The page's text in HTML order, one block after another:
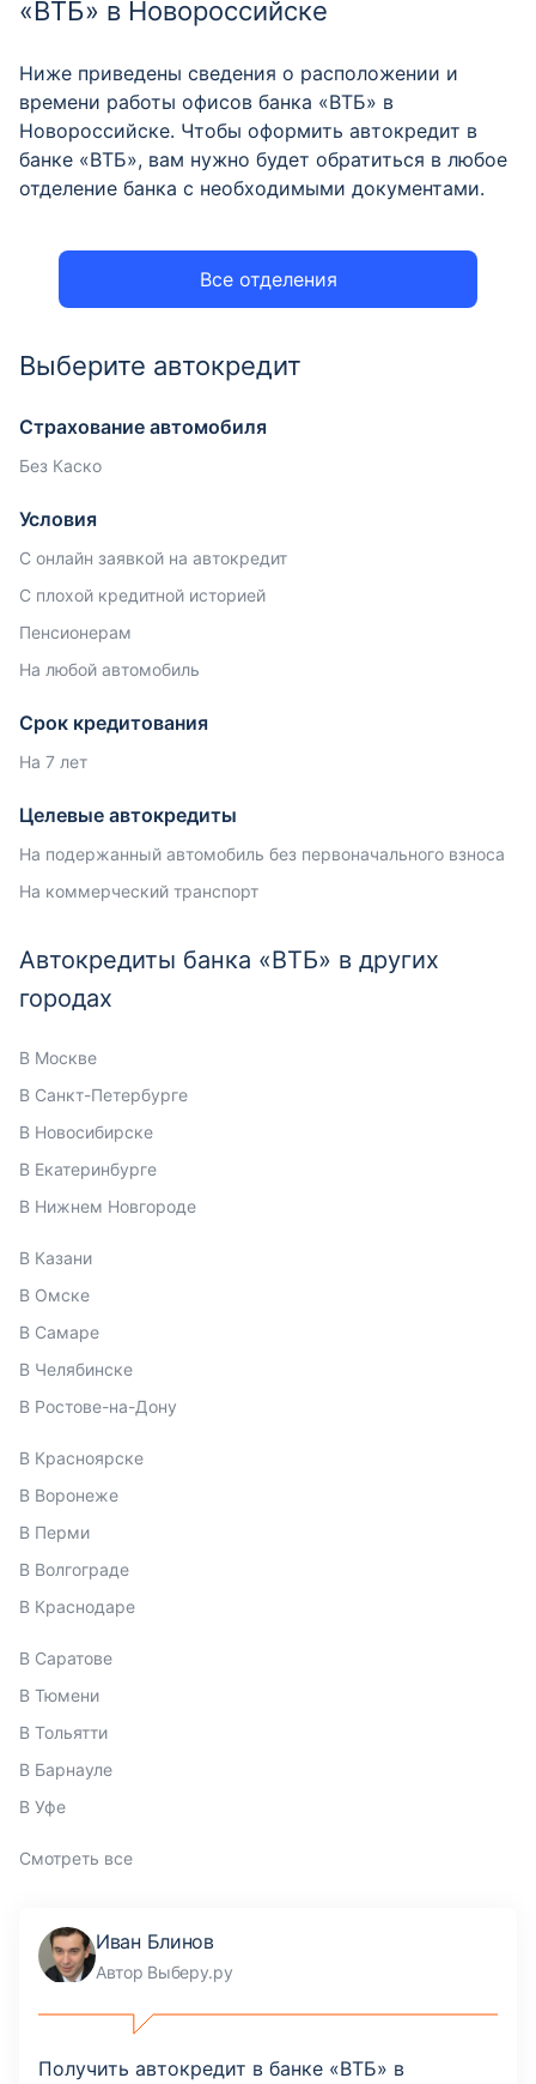
«ВТБ» в Новороссийске
Все отделения
Ниже приведены сведения о расположении и
времени работы офисов банка «ВТБ» в
Новороссийске. Чтобы оформить автокредит в
банке «ВТБ», вам нужно будет обратиться в любое
отделение банка с необходимыми документами.
Выберите автокредит
Страхование автомобиля
Без Каско
Условия
С онлайн заявкой на автокредит
С плохой кредитной историей
Пенсионерам
На любой автомобиль
Срок кредитования
На 7 лет
Целевые автокредиты
На подержанный автомобиль без первоначального взноса
На коммерческий транспорт
Автокредиты банка «ВТБ» в других
городах
В Москве
В Санкт-Петербурге
В Новосибирске
В Екатеринбурге
В Нижнем Новгороде
В Казани
В Омске
В Самаре
В Челябинске
В Ростове-на-Дону
В Красноярске
В Воронеже
В Перми
В Волгограде
В Краснодаре
В Саратове
В Тюмени
В Тольятти
В Барнауле
В Уфе
Смотреть все
Иван Блинов
Автор Выберу.ру
Получить автокредит в банке «ВТБ» в